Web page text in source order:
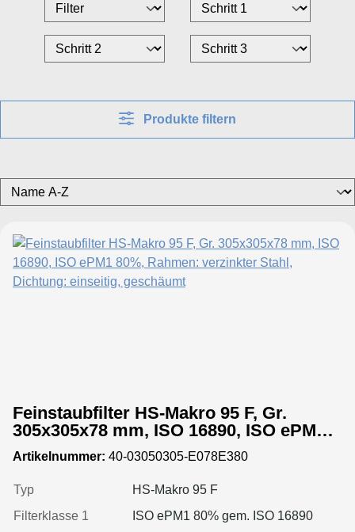
Produkte filtern
Feinstaubfilter HS-Makro 95 F, Gr.
305x305x78 mm, ISO 16890, ISO ePM1
80%, Rahmen: verzinkter Stahl,
Dichtung: einseitig, geschäumt
Artikelnummer: 40-03050305-E078E380
Typ
HS-Makro 95 F
Filterklasse 1
ISO ePM1 80% gem. ISO 16890